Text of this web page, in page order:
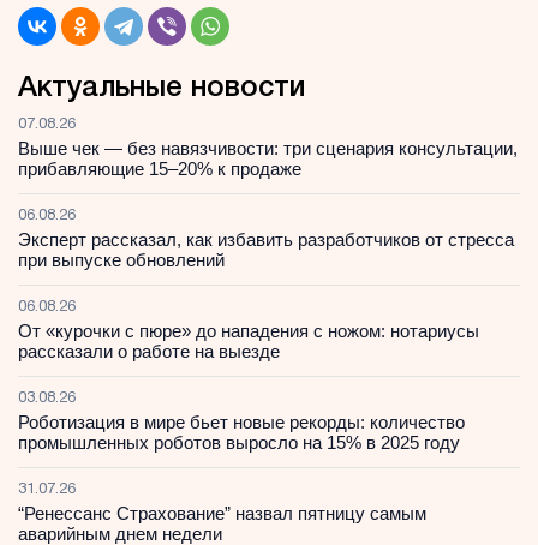
Актуальные новости
07.08.26
Выше чек — без навязчивости: три сценария консультации,
прибавляющие 15–20% к продаже
06.08.26
Эксперт рассказал, как избавить разработчиков от стресса
при выпуске обновлений
06.08.26
От «курочки с пюре» до нападения с ножом: нотариусы
рассказали о работе на выезде
03.08.26
Роботизация в мире бьет новые рекорды: количество
промышленных роботов выросло на 15% в 2025 году
31.07.26
“Ренессанс Страхование” назвал пятницу самым
аварийным днем недели